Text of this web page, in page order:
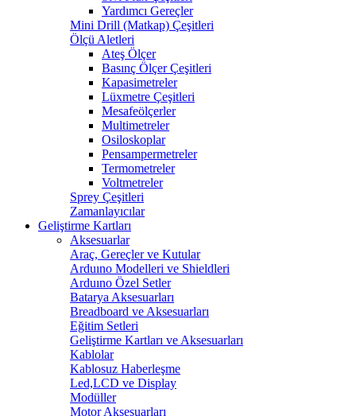
Yardımcı Gereçler
Mini Drill (Matkap) Çeşitleri
Ölçü Aletleri
Ateş Ölçer
Basınç Ölçer Çeşitleri
Kapasimetreler
Lüxmetre Çeşitleri
Mesafeölçerler
Multimetreler
Osiloskoplar
Pensampermetreler
Termometreler
Voltmetreler
Sprey Çeşitleri
Zamanlayıcılar
Geliştirme Kartları
Aksesuarlar
Araç, Gereçler ve Kutular
Arduıno Modelleri ve Shieldleri
Arduıno Özel Setler
Batarya Aksesuarları
Breadboard ve Aksesuarları
Eğitim Setleri
Geliştirme Kartları ve Aksesuarları
Kablolar
Kablosuz Haberleşme
Led,LCD ve Display
Modüller
Motor Aksesuarları